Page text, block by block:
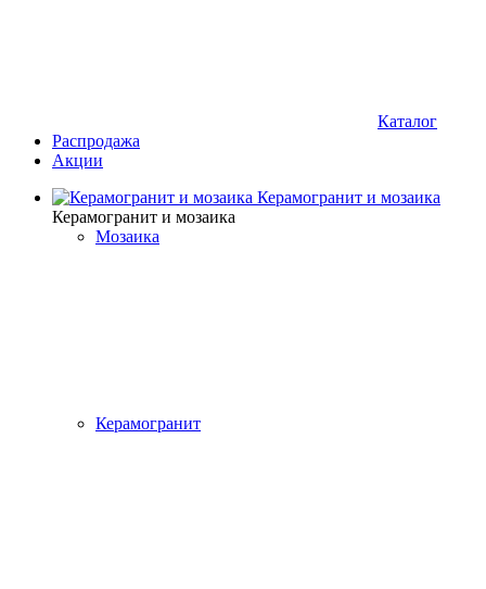
Каталог
Распродажа
Акции
Керамогранит и мозаика
Керамогранит и мозаика
Мозаика
Керамогранит